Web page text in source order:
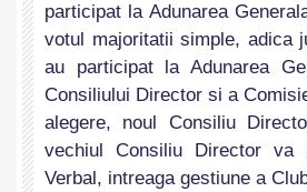
participat la Adunarea
votul majoritatii simple, adica
au participat la Adunarea
Consiliului Director si a
alegere, noul Consiliu
vechiul Consiliu Director va
Verbal, intreaga gestiune a